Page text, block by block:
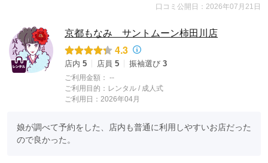
口コミ公開日：2026年07月21日
京都もなみ サントムーン柿田川店
4.3
店内 5 店員 5 振袖選び 3
ご利用金額： --
ご利用目的： レンタル / 成人式
ご利用日：2026年04月
娘が調べて予約をした、店内も普通に利用しやすいお店だった
ので良かった。